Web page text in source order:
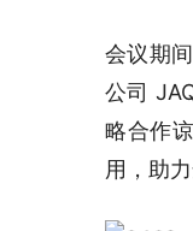
会议期
公司
略合作
用，助